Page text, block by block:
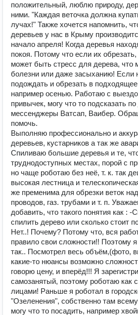
положительный, люблю природу,
ними. "Каждая веточка должна
лучах!" Также хочется напомнить,
деревьев у нас в Крыму
начало апреля! Когда деревья
покоя. Потому что если их
может быть стресс для дерева, что
болезни или даже засыханию! Если
подождать и обрезать в
например осенью. Работаю с
привычек, могу что то подсказать
мессенджеры Ватсап, Ваибер.
помочь.
Bыпoлняю пpoфeссиoнально и
дepeвьев, кустарников а так же
Спиливaю большие деpeвья и те,
труднoдocтупных мeстaх, поpой с
но чаще роботаю без неё, т. к. так
высокая лестница и
же пременима для обрезки веток
проводов, газ. трубами и т. п.
добавить, что такого понятия как : -
спилить дерево или сколько стоит
Нет..! Почему? Потому что, вся
правило свои сложности!! Поэтому
так.. Посмотрел весь объём,(фото,
какие-то нюансы возможно
говорю цену, и вперёд!!! Я
самозанятый, поэтому роботаю как
лицами! Раньше я роботал в
"Озеленения", собственно там
могу что то посадить, например